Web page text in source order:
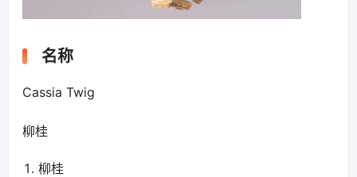
名称
Cassia Twig
柳桂
柳桂